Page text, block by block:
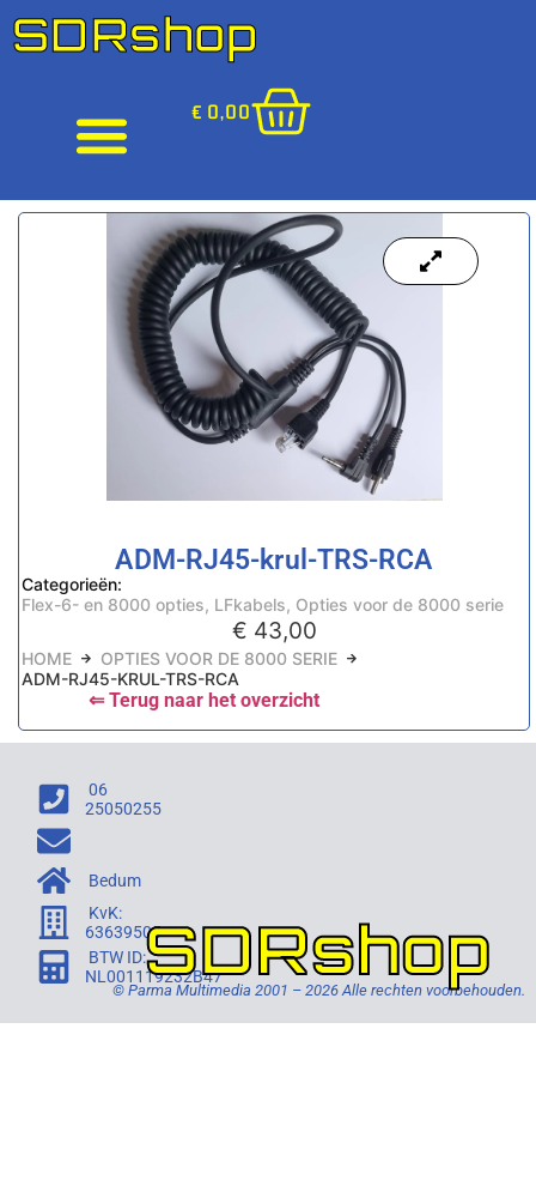
SDRshop
€ 0,00
ADM-RJ45-krul-TRS-RCA
Categorieën:
Flex-6- en 8000 opties, LFkabels, Opties voor de 8000 serie
€ 43,00
HOME
OPTIES VOOR DE 8000 SERIE
ADM-RJ45-KRUL-TRS-RCA
⇐ Terug naar het overzicht
06
25050255
Bedum
KvK:
63639505
BTW ID:
NL001119232B47
© Parma Multimedia 2001 – 2026 Alle rechten voorbehouden.
SDRshop